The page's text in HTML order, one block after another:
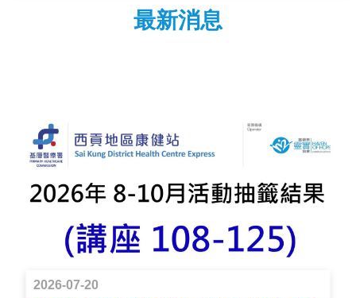
最新消息
2026-07-20